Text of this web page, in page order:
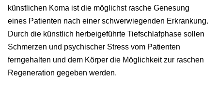
künstlichen Koma ist die möglichst rasche Genesung
eines Patienten nach einer schwerwiegenden Erkrankung.
Durch die künstlich herbeigeführte Tiefschlafphase sollen
Schmerzen und psychischer Stress vom Patienten
ferngehalten und dem Körper die Möglichkeit zur raschen
Regeneration gegeben werden.